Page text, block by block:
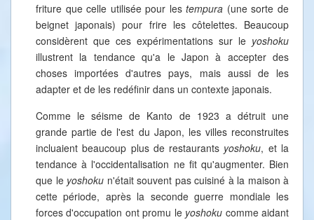
friture que celle utilisée pour lestempura (une sorte de
beignet japonais) pour frire les côtelettes. Beaucoup
considèrent que ces expérimentations sur le yoshoku
illustrent la tendance qu'a le Japon à accepter des
choses importées d'autres pays, mais aussi de les
adapter et de les redéfinir dans un contexte japonais.
Comme le séisme de Kanto de 1923 a détruit une
grande partie de l'est du Japon, les villes reconstruites
incluaient beaucoup plus de restaurants yoshoku, et la
tendance à l'occidentalisation ne fit qu'augmenter. Bien
que le yoshoku n'était souvent pas cuisiné à la maison à
cette période, après la seconde guerre mondiale les
forces d'occupation ont promu le yoshoku comme aidant